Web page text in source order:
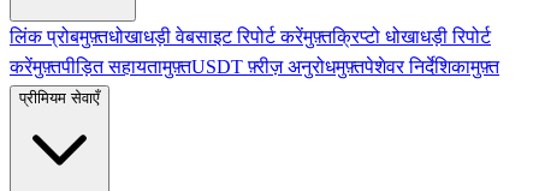
लिंक प्रोबमुफ़्तधोखाधड़ी वेबसाइट रिपोर्ट करेंमुफ़्तक्रिप्टो धोखाधड़ी रिपोर्ट
करेंमुफ़्तपीड़ित सहायतामुफ़्तUSDT फ़्रीज़ अनुरोधमुफ़्तपेशेवर निर्देशिकामुफ़्त
प्रीमियम सेवाएँ